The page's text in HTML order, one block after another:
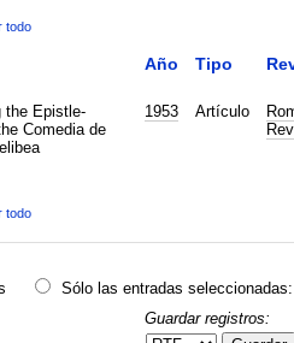
todo
Año Tipo
the Epistle-
Comedia de
1953 Artículo
todo
Sólo las entradas seleccionadas:
Guardar registros: